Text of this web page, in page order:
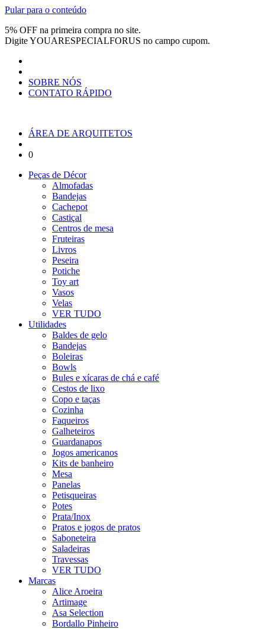
Pular para o conteúdo
5% OFF na primeira compra no site.
DigiteYOUARESPECIALFORUS no campo cupom.
SOBRE NÓS
CONTATO RÁPIDO
ÁREA DE ARQUITETOS
0
Peças de Décor
Almofadas
Bandejas
Cachepot
Castiçal
Centros de mesa
Fruteiras
Livros
Peseira
Potiche
Toy art
Vasos
Velas
VER TUDO
Utilidades
Baldes de gelo
Bandejas
Boleiras
Bowls
Bules e xícaras de chá e café
Cestos de lixo
Copo e taças
Cozinha
Faqueiros
Galheteiros
Guardanapos
Jogos americanos
Kits de banheiro
Mesa
Panelas
Petisqueiras
Potes
Prata/Inox
Pratos e jogos de pratos
Saboneteira
Saladeiras
Travessas
VER TUDO
Marcas
Alice Aroeira
Artimage
Asa Selection
Bordallo Pinheiro